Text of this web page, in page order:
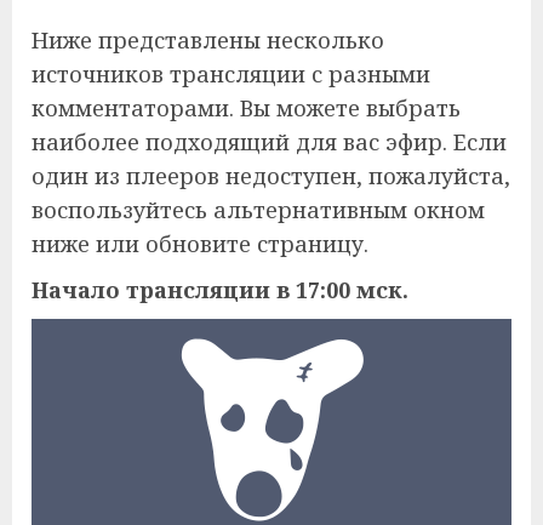
Ниже представлены несколько
источников трансляции с разными
комментаторами. Вы можете выбрать
наиболее подходящий для вас эфир. Если
один из плееров недоступен, пожалуйста,
воспользуйтесь альтернативным окном
ниже или обновите страницу.
Начало трансляции в 17:00 мск.